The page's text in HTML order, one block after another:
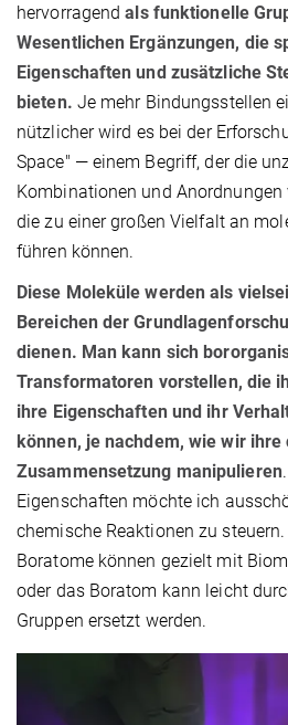
hervorragend als funktionelle
Wesentlichen Ergänzungen, die
Eigenschaften und zusätzliche
bieten. Je mehr Bindungsstellen
nützlicher wird es bei der
Space" — einem Begriff, der die
Kombinationen und
die zu einer großen Vielfalt an
führen können.
Diese Moleküle werden als
Bereichen der
dienen. Man kann sich
Transformatoren vorstellen, die
ihre Eigenschaften und ihr
können, je nachdem, wie wir ihre
Zusammensetzung manipulieren
Eigenschaften möchte ich
chemische Reaktionen zu
Boratome können gezielt mit
oder das Boratom kann leicht
Gruppen ersetzt werden.